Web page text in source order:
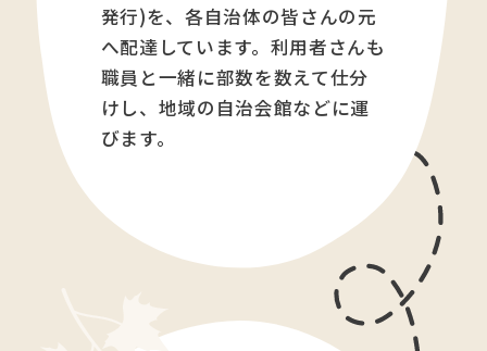
発行)を、各自治体の皆さんの元
へ配達しています。利用者さんも
職員と一緒に部数を数えて仕分
けし、地域の自治会館などに運
びます。